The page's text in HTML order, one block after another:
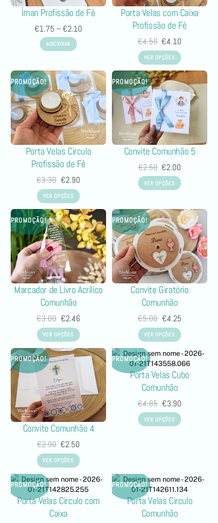
Íman Profissão de Fé
€1.75 –€2.10
ADICIONAR
Porta Velas com Caixa
Profissão de Fé
€4.50 €4.10
VER OPÇÕES
PROMOÇÃO!
Porta Velas Circulo
Profissão de Fé
€3.30 €2.90
VER OPÇÕES
PROMOÇÃO!
Convite Comunhão 5
€2.50 €2.00
VER OPÇÕES
PROMOÇÃO!
Marcador de Livro Acrílico
Comunhão
€3.00 €2.46
VER OPÇÕES
PROMOÇÃO!
Convite Giratório
Comunhão
€5.00 €4.25
VER OPÇÕES
PROMOÇÃO!
Convite Comunhão 4
€2.90 €2.50
VER OPÇÕES
PROMOÇÃO!
Porta Velas Cubo
Comunhão
€4.85 €3.90
VER OPÇÕES
PROMOÇÃO!
Porta Velas Circulo com
Caixa
PROMOÇÃO!
Porta Velas Circulo
Comunhão